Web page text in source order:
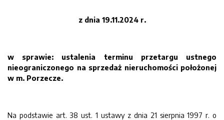
z dnia 19.11.2024r.
w sprawie: ustalenia terminu przetargu ustnego
nieograniczonego na sprzedaż nieruchomościpołożonej
w m. Porzecze.
Na podstawie art. 38 ust. 1 ustawy z dnia 21 sierpnia 1997 r. o